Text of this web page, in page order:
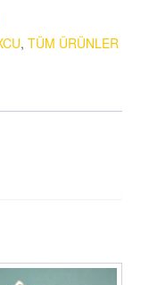
, TÜM ÜRÜNLER